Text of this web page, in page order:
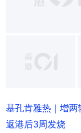
基孔肯雅热｜增
返港后3周发烧